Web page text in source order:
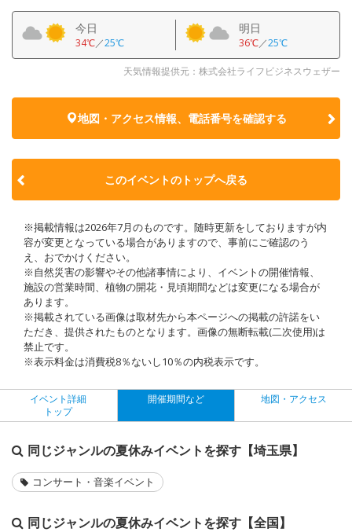
今日
34℃／25℃
明日
36℃／25℃
天気情報提供元：株式会社ライフビジネスウェザー
地図・アクセス情報、電話番号を確認する
このイベントのトップへ戻る
※掲載情報は2026年7月のものです。随時更新をしておりますが内
容が変更となっている場合がありますので、事前にご確認のう
え、おでかけください。
※自然災害の影響やその他諸事情により、イベントの開催情報、
施設の営業時間、植物の開花・見頃期間などは変更になる場合が
あります。
※掲載されている画像は取材先から本ページへの掲載の許諾をい
ただき、提供されたものとなります。画像の無断転載(二次使用)は
禁止です。
※表示料金は消費税8％ないし10％の内税表示です。
イベント詳細
トップ
開催期間など 地図・アクセス
同じジャンルの夏休みイベントを探す【埼玉県】
コンサート・音楽イベント
同じジャンルの夏休みイベントを探す【全国】